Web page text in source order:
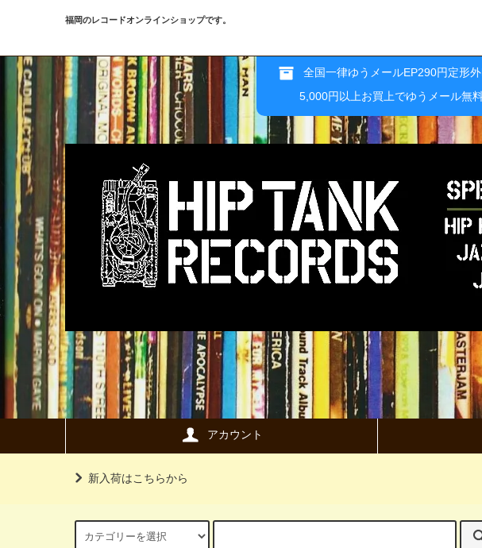
福岡のレコードオンラインショップです。
全国一律ゆうメールEP290円定形
5,000円以上お買上でゆうメール無
アカウント
新入荷はこちらから